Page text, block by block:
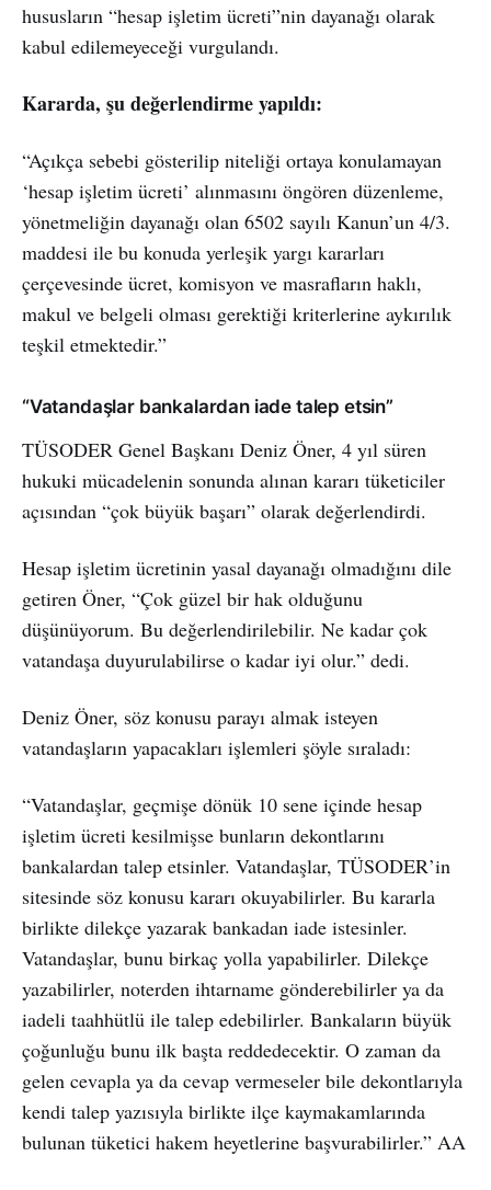
hususların “hesap işletim ücreti”nin dayanağı olarak
kabul edilemeyeceği vurgulandı.
Kararda, şu değerlendirme yapıldı:
“Açıkça sebebi gösterilip niteliği ortaya konulamayan
‘hesap işletim ücreti’ alınmasını öngören düzenleme,
yönetmeliğin dayanağı olan 6502 sayılı Kanun’un 4/3.
maddesi ile bu konuda yerleşik yargı kararları
çerçevesinde ücret, komisyon ve masrafların haklı,
makul ve belgeli olması gerektiği kriterlerine aykırılık
teşkil etmektedir.”
“Vatandaşlar bankalardan iade talep etsin”
TÜSODER Genel Başkanı Deniz Öner, 4 yıl süren
hukuki mücadelenin sonunda alınan kararı tüketiciler
açısından “çok büyük başarı” olarak değerlendirdi.
Hesap işletim ücretinin yasal dayanağı olmadığını dile
getiren Öner, “Çok güzel bir hak olduğunu
düşünüyorum. Bu değerlendirilebilir. Ne kadar çok
vatandaşa duyurulabilirse o kadar iyi olur.” dedi.
Deniz Öner, söz konusu parayı almak isteyen
vatandaşların yapacakları işlemleri şöyle sıraladı:
“Vatandaşlar, geçmişe dönük 10 sene içinde hesap
işletim ücreti kesilmişse bunların dekontlarını
bankalardan talep etsinler. Vatandaşlar, TÜSODER’in
sitesinde söz konusu kararı okuyabilirler. Bu kararla
birlikte dilekçe yazarak bankadan iade istesinler.
Vatandaşlar, bunu birkaç yolla yapabilirler. Dilekçe
yazabilirler, noterden ihtarname gönderebilirler ya da
iadeli taahhütlü ile talep edebilirler. Bankaların büyük
çoğunluğu bunu ilk başta reddedecektir. O zaman da
gelen cevapla ya da cevap vermeseler bile dekontlarıyla
kendi talep yazısıyla birlikte ilçe kaymakamlarında
bulunan tüketici hakem heyetlerine başvurabilirler.” AA